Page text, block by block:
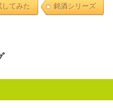
してみた 銘酒シリーズ